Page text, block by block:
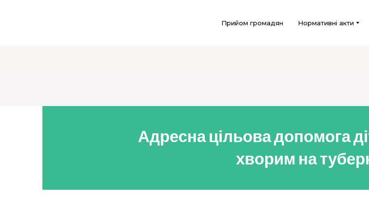
Прийом громадян Нормативні акти
Адресна цільова допомога
хворим на